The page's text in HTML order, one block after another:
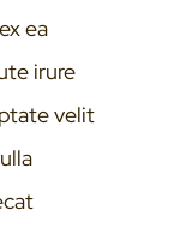
ea
irure
velit